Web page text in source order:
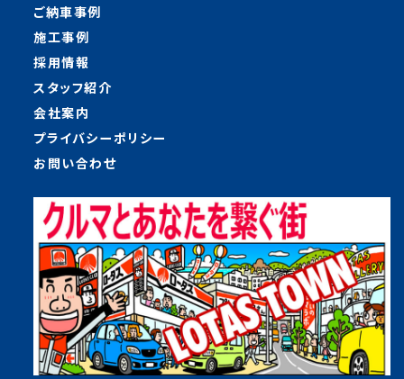
ご納車事例
施工事例
採用情報
スタッフ紹介
会社案内
プライバシーポリシー
お問い合わせ